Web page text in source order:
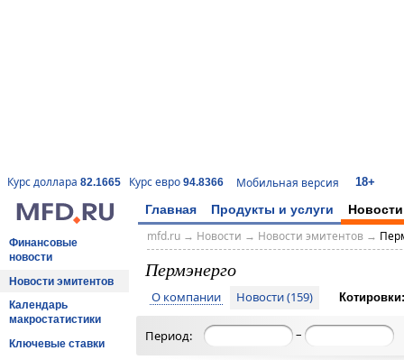
Курс доллара 82.1665 Курс евро 94.8366 Мобильная версия 18+
Главная Продукты и услуги Новости
Финансовые
новости
Новости эмитентов
Календарь
макростатистики
Ключевые ставки
mfd.ru→ Новости → Новости эмитентов→
Пермэнерго
О компании Новости (159)
Период: –